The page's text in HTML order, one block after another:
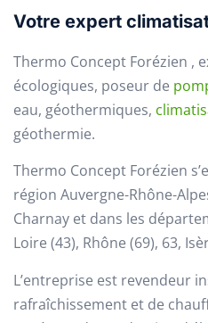
Votre expert
Thermo Concept Forézien ,
écologiques, poseur de
eau, géothermiques,
géothermie.
Thermo Concept Forézien
région Auvergne-Rhône-
Charnay et dans les
Loire (43), Rhône (69), 63,
L’entreprise est revendeur
rafraîchissement et de